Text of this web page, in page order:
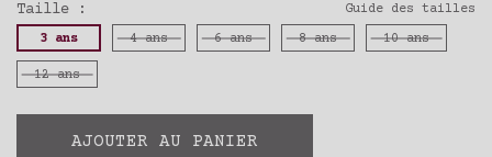
Taille : Guide des tailles
3 ans 4 ans 6 ans 8 ans 10 ans
12 ans
AJOUTER AU PANIER